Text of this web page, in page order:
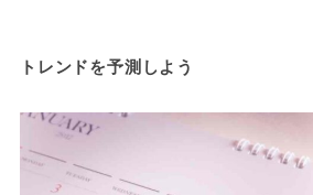
トレンドを予測しよう